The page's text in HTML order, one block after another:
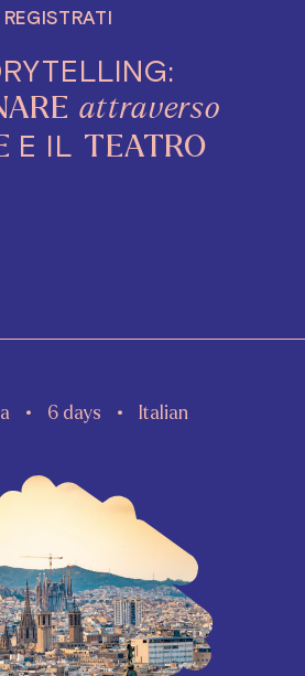
REGISTRATI
attraverso
E IL TEATRO
6 days Italian